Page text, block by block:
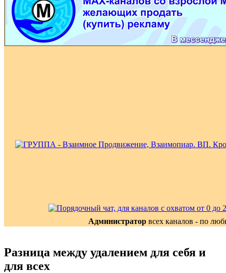
Администраторвсех каналов - по
Разница между удалением для себя и
для всех